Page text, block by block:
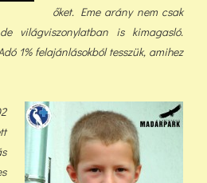
őket. Eme arány nem csak
világviszonylatban is kimagasló.
1% felajánlásokból tesszük, amihez